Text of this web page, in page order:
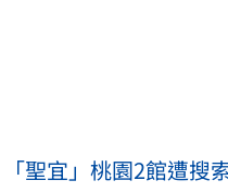
聖宜」桃園2館遭搜